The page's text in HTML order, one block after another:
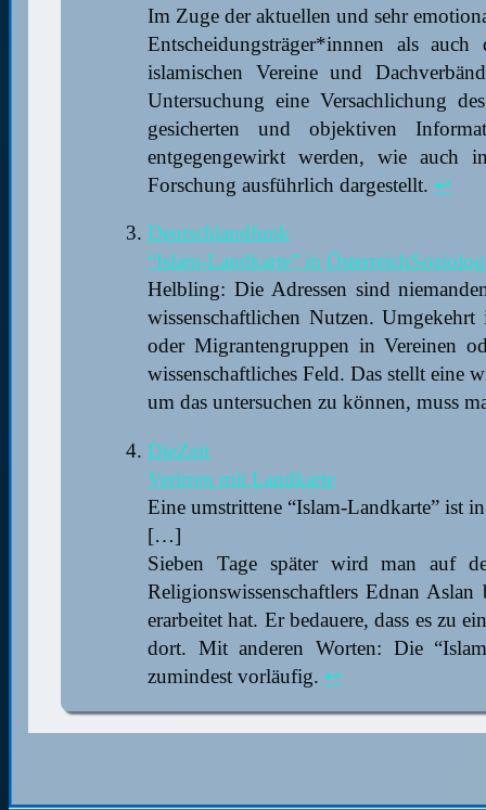
Im Zuge der aktuellen und sehr
Entscheidungsträger*innnen als
islamischen Vereine und
Untersuchung eine Versachlichung
gesicherten und objektiven
entgegengewirkt werden, wie auch
Forschung ausführlich dargestellt. ↩︎
Deutschlandfunk
“Islam-Landkarte” in
Helbling: Die Adressen sind
wissenschaftlichen Nutzen.
oder Migrantengruppen in Vereinen
wissenschaftliches Feld. Das stellt eine
um das untersuchen zu können, muss
DieZeit
Verirren mit Landkarte
Eine umstrittene “Islam-Landkarte” ist
[…]
Sieben Tage später wird man auf
Religionswissenschaftlers Ednan
erarbeitet hat. Er bedauere, dass es zu
dort. Mit anderen Worten: Die
zumindest vorläufig. ↩︎